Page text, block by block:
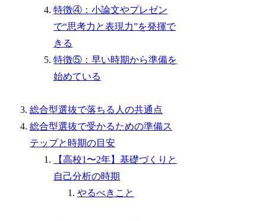
特徴④：小論文やプレゼン
で“思考力と表現力”を発揮で
きる
特徴⑤：早い時期から準備を
始めている
総合型選抜で落ちる人の共通点
総合型選抜で受かるための準備ス
テップと時期の目安
【高校1〜2年】基礎づくりと
自己分析の時期
やるべきこと